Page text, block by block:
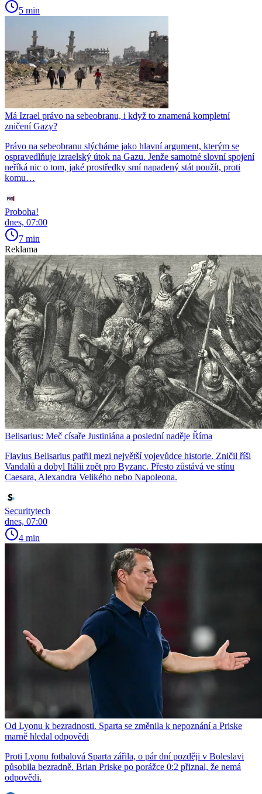
5 min
Má Izrael právo na sebeobranu, i když to znamená kompletní
zničení Gazy?
Právo na sebeobranu slýcháme jako hlavní argument, kterým se
ospravedlňuje izraelský útok na Gazu. Jenže samotné slovní spojení
neříká nic o tom, jaké prostředky smí napadený stát použít, proti
komu…
Proboha!
dnes, 07:00
7 min
Reklama
Belisarius: Meč císaře Justiniána a poslední naděje Říma
Flavius Belisarius patřil mezi největší vojevůdce historie. Zničil říši
Vandalů a dobyl Itálii zpět pro Byzanc. Přesto zůstává ve stínu
Caesara, Alexandra Velikého nebo Napoleona.
Securitytech
dnes, 07:00
4 min
Od Lyonu k bezradnosti. Sparta se změnila k nepoznání a Priske
marně hledal odpovědi
Proti Lyonu fotbalová Sparta zářila, o pár dní později v Boleslavi
působila bezradně. Brian Priske po porážce 0:2 přiznal, že nemá
odpovědi.